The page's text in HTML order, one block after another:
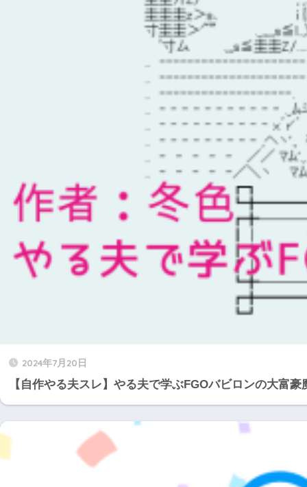
2024年7月20日
【自作やる夫スレ】やる夫で学ぶFGOバビロンの大富